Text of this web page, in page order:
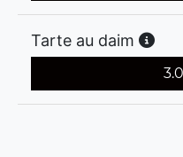
Tarte au daim